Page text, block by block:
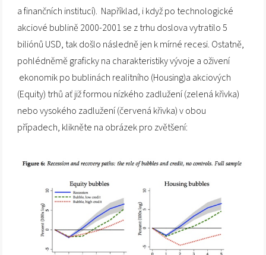
a finančních institucí). Například, i když po technologické
akciové bublině 2000-2001 se z trhu doslova vytratilo 5
biliónů USD, tak došlo následně jen k mírné recesi. Ostatně,
pohlédněmě graficky na charakteristiky vývoje a oživení
ekonomik po bublinách realitního (Housing)a akciových
(Equity) trhů ať již formou nízkého zadlužení (zelená křivka)
nebo vysokého zadlužení (červená křivka) v obou
případech, klikněte na obrázek pro zvětšení: